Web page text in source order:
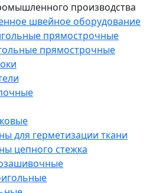
производства
швейное оборудование
прямострочные
прямострочные
для герметизации ткани
цепного стежка